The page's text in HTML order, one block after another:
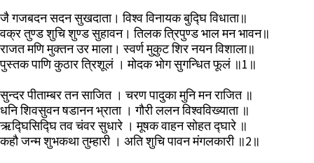
जै गजबदन सदन सुखदाता। विश्व विनायक बुद्घि विधाता॥
वक्र तुण्ड शुचि शुण्ड सुहावन। तिलक त्रिपुण्ड भाल मन भावन॥
राजत मणि मुक्तन उर माला। स्वर्ण मुकुट शिर नयन विशाला॥
पुस्तक पाणि कुठार त्रिशूलं । मोदक भोग सुगन्धित फूलं ॥1॥
सुन्दर पीताम्बर तन साजित । चरण पादुका मुनि मन राजित ॥
धनि शिवसुवन षडानन भ्राता । गौरी ललन विश्वविख्याता ॥
ऋद्घिसिद्घि तव चंवर सुधारे । मूषक वाहन सोहत द्घारे ॥
कहौ जन्म शुभकथा तुम्हारी । अति शुचि पावन मंगलकारी ॥2॥